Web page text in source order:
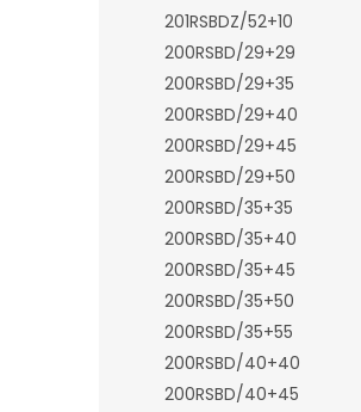
201RSBDZ/52+10
200RSBD/29+29
200RSBD/29+35
200RSBD/29+40
200RSBD/29+45
200RSBD/29+50
200RSBD/35+35
200RSBD/35+40
200RSBD/35+45
200RSBD/35+50
200RSBD/35+55
200RSBD/40+40
200RSBD/40+45